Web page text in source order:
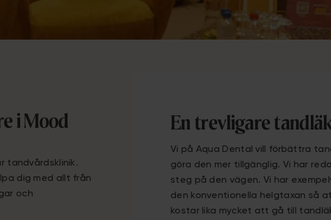
i Mood
tandvårdsklinik.
dig med allt från
och
En trevligare
Vi på Aqua Dental vill förbättra
göra den mer tillgänglig. Vi har
steg på den vägen. Vi har
den konventionella helgtaxan så
kostar lika mycket att gå till